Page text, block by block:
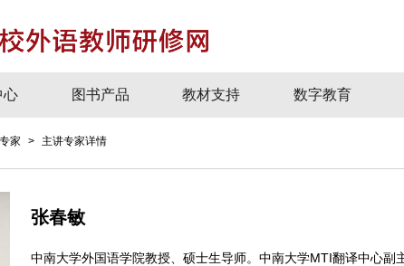
心 图书产品 教材支持 数字教育
家 > 主讲专家详情
张春敏
中南大学外国语学院教授、硕士生导师。中南大学MTI翻译中心